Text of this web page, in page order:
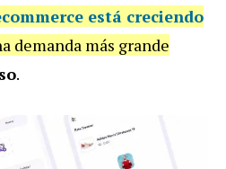
está creciendo
demanda más grande
.